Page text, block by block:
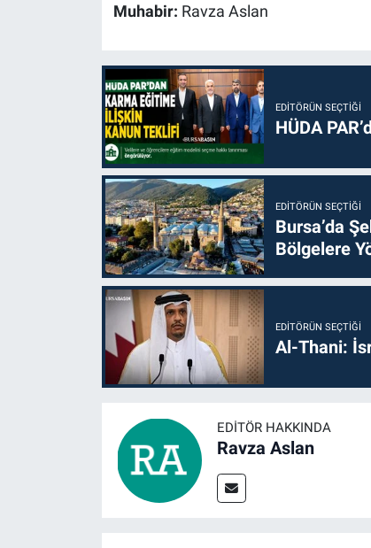
Muhabir: Ravza Aslan
EDITÖRÜN SEÇTIĞI
HÜDA
EDITÖRÜN SEÇTIĞI
Bursa’da
Bölgelere
EDITÖRÜN SEÇTIĞI
Al-Thani:
EDITÖR HAKKINDA
Ravza Aslan